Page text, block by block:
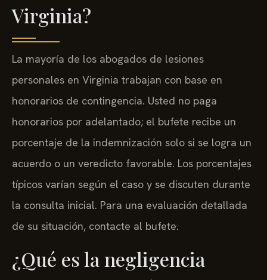
Virginia?
La mayoría de los abogados de lesiones
personales en Virginia trabajan con base en
honorarios de contingencia. Usted no paga
honorarios por adelantado; el bufete recibe un
porcentaje de la indemnización solo si se logra un
acuerdo o un veredicto favorable. Los porcentajes
típicos varían según el caso y se discuten durante
la consulta inicial. Para una evaluación detallada
de su situación, contacte al bufete.
¿Qué es la negligencia